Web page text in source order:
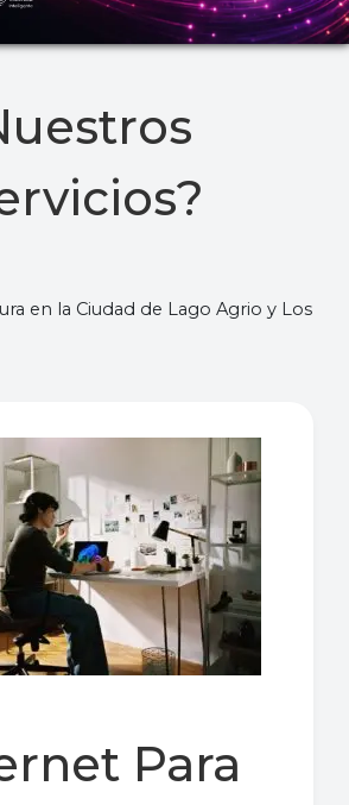
en la Ciudad de Lago Agrio y Los
Para